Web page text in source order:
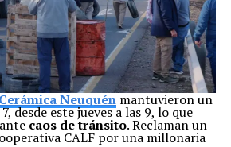
Cerámica Neuquénmantuvieron un
desde este jueves a las 9, lo que
caos de tránsito. Reclaman un
CALF por una millonaria